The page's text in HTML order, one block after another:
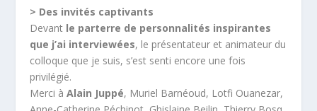
> Des invités captivants
Devant le parterre de personnalités inspirantes
que j’ai interviewées, le présentateur et animateur du
colloque que je suis, s’est senti encore une fois
privilégié.
Merci àAlain Juppé, Muriel Barnéoud, Lotfi Ouanezar,